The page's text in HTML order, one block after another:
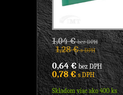
1,04 €bez DPH
1,28 €s DPH
0,64 €bez DPH
0,78 €s DPH
Skladom viac ako 400 ks